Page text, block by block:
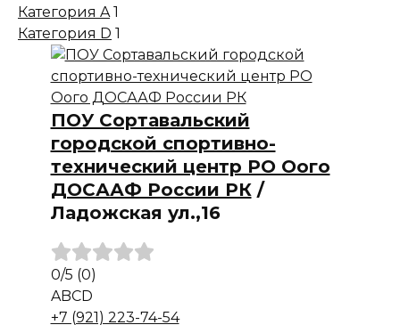
Категория A 1
Категория D 1
ПОУ Сортавальский
городской спортивно-
технический центр РО Оого
ДОСААФ России РК/
Ладожская ул.,16
0/5 (0)
ABCD
+7 (921) 223-74-54